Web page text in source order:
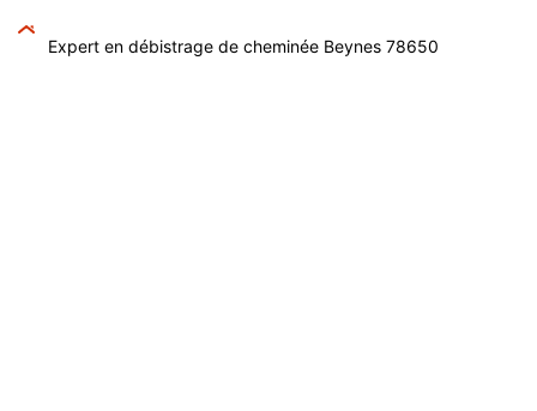
Expert en débistrage de cheminée Beynes 78650